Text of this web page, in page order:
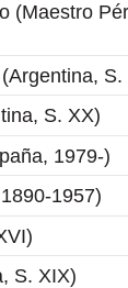
(Maestro
S.
S. XX)
1979-)
1957)
S. XIX)